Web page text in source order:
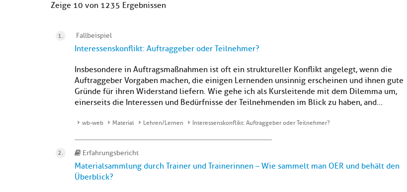
Zeige 10 von 1235 Ergebnissen
Fallbeispiel
Interessenskonflikt: Auftraggeber oder Teilnehmer?
Insbesondere in Auftragsmaßnahmen ist oft ein struktureller Konflikt angelegt, wenn die
Auftraggeber Vorgaben machen, die einigen Lernenden unsinnig erscheinen und ihnen gute
Gründe für ihren Widerstand liefern. Wie gehe ich als Kursleitende mit dem Dilemma um,
einerseits die Interessen und Bedürfnisse der Teilnehmenden im Blick zu haben, and...
wb-web Material Lehren/Lernen Interessenskonflikt: Auftraggeber oder Teilnehmer?
Erfahrungsbericht
Materialsammlung durch Trainer und Trainerinnen – Wie sammelt man OER und behält den
Überblick?